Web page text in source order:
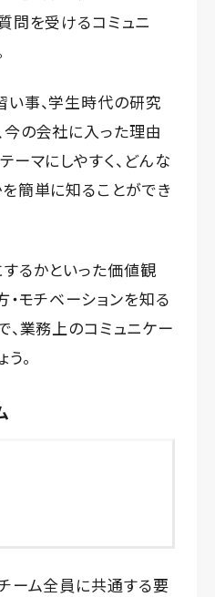
問を受けるコミュニ
事、学生時代の研究
今の会社に入った理由
ーマにしやすく、どんな
簡単に知ることができ
るかといった価値観
・モチベーションを知る
、業務上のコミュニケー
。
ーム全員に共通する要